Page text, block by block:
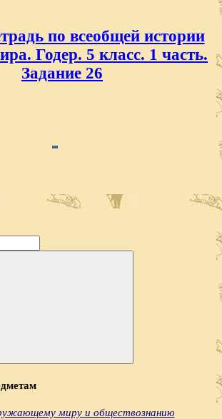
по всеобщей истории
Годер. 5 класс. 1 часть.
Задание 26
Поиск
миру и обществознанию